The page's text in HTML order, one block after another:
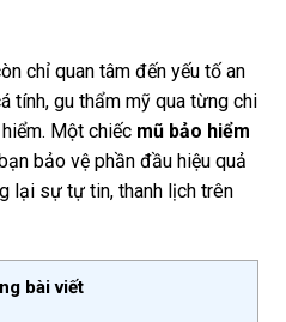
chỉ quan tâm đến yếu tố an
tính, gu thẩm mỹ qua từng chi
Một chiếc mũ bảo hiểm
bảo vệ phần đầu hiệu quả
lại sự tự tin, thanh lịch trên
bài viết